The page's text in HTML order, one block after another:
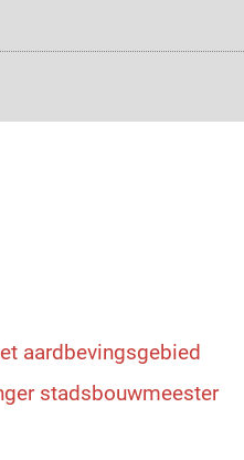
aardbevingsgebied
stadsbouwmeester